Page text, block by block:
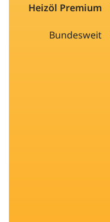
Heizöl Premium
Bundesweit